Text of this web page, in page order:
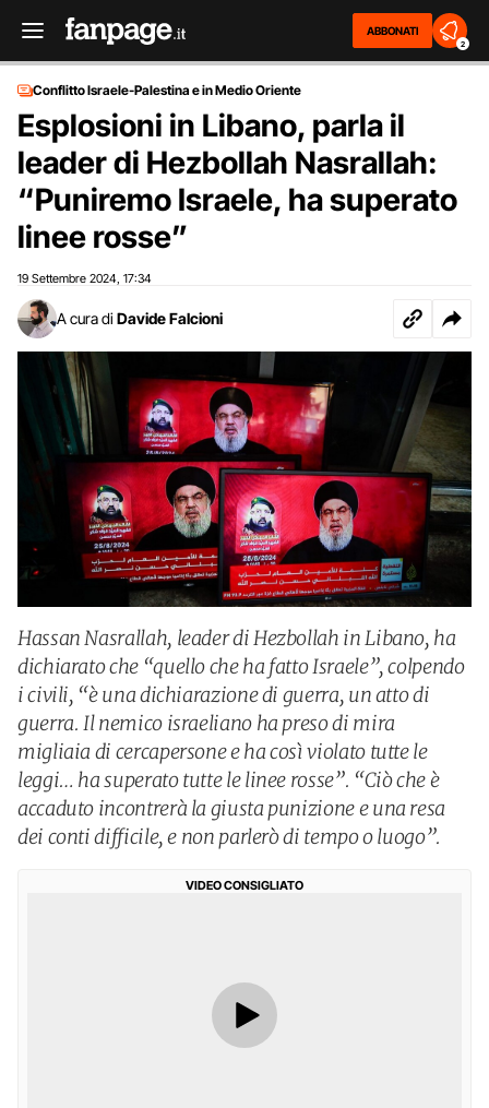
ABBONATI
2
Conflitto Israele-Palestina e in Medio Oriente
Esplosioni in Libano, parla il
leader di Hezbollah Nasrallah:
“Puniremo Israele, ha superato
linee rosse”
19 Settembre 2024 17:34
A cura di Davide Falcioni
Hassan Nasrallah, leader di Hezbollah in Libano, ha
dichiarato che “quello che ha fatto Israele”, colpendo
i civili, “è una dichiarazione di guerra, un atto di
guerra. Il nemico israeliano ha preso di mira
migliaia di cercapersone e ha così violato tutte le
leggi… ha superato tutte le linee rosse”. “Ciò che è
accaduto incontrerà la giusta punizione e una resa
dei conti difficile, e non parlerò di tempo o luogo”.
VIDEO CONSIGLIATO